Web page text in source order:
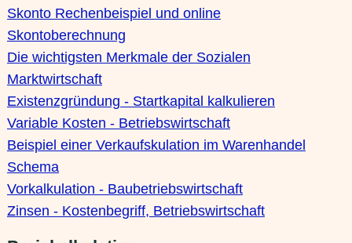
Skonto Rechenbeispiel und online
Skontoberechnung
Die wichtigsten Merkmale der Sozialen
Marktwirtschaft
Existenzgründung - Startkapital kalkulieren
Variable Kosten - Betriebswirtschaft
Beispiel einer Verkaufskulation im Warenhandel
Schema
Vorkalkulation - Baubetriebswirtschaft
Zinsen - Kostenbegriff, Betriebswirtschaft